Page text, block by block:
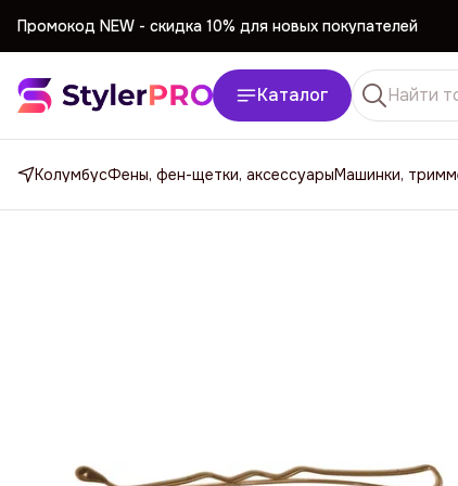
Промокод NEW - cкидка 10% для новых покупателей
Каталог
КолумбусФены, фен-щетки, аксессуарыМашинки,